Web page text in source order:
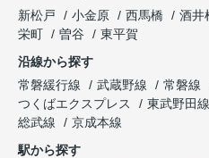
新松戸
小金原 西馬橋 酒井
栄町
曽谷
東平賀
沿線から探す
常磐緩行線
武蔵野線 常磐線
つくばエクスプレス
東武野田線
総武線
京成本線
駅から探す